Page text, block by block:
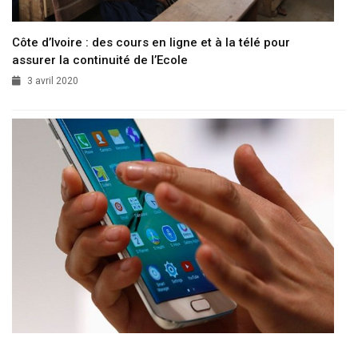
Côte d’Ivoire : des cours en ligne et à la télé pour
assurer la continuité de l’Ecole
3 avril 2020